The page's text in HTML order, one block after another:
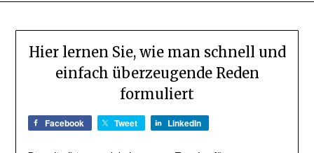
Hier lernen Sie, wie man schnell und
einfach überzeugende Reden
formuliert
Facebook Tweet LinkedIn